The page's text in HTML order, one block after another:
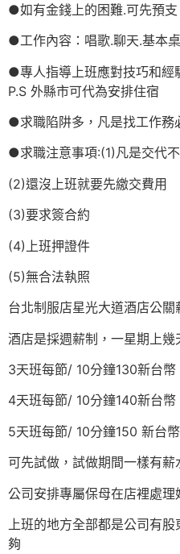
●如有金錢上的困難.可先預支
●工作內容：唱歌.聊天.基本
●專人指導上班應對技巧和經
P.S 外縣市可代為安排住宿
●求職陷阱多，凡是找工作務
●求職注意事項:(1)凡是交代
(2)還沒上班就要先繳交費用
(3)要求簽合約
(4)上班押證件
(5)無合法執照
台北制服店星光大道酒店公關
酒店是採週薪制，一星期上
3天班每節/ 10分鐘130新台幣
4天班每節/ 10分鐘140新台幣
5天班每節/ 10分鐘150 新台幣
可先試做，試做期間一樣有薪
公司安排專屬保母在店裡處
上班的地方全部都是公司有
夠